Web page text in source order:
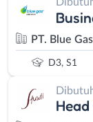
PT. Blue
D3, S1